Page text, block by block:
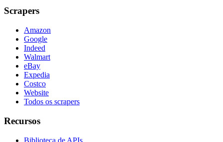
Scrapers
Amazon
Google
Indeed
Walmart
eBay
Expedia
Costco
Website
Todos os scrapers
Recursos
Biblioteca de APIs